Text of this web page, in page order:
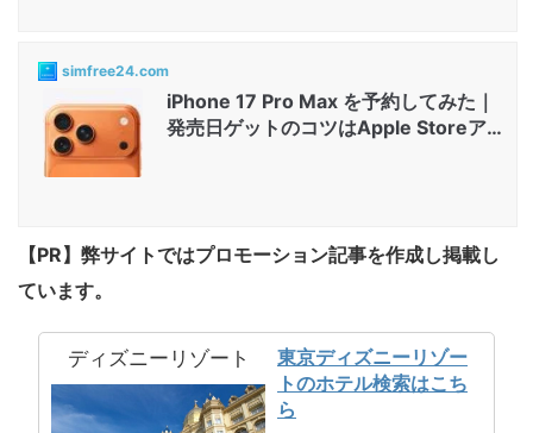
simfree24.com
iPhone 17 Pro Max を予約してみた｜
発売日ゲットのコツはApple Storeアプ
【PR】弊サイトではプロモーション記事を作成し掲載し
ています。
ディズニーリゾート
東京ディズニーリゾー
トのホテル検索はこち
ら